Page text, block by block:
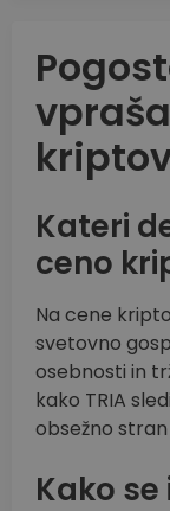
Kateri
ceno
Na cene
svetovno
osebnosti in
kako TRIA
obsežno
Kako